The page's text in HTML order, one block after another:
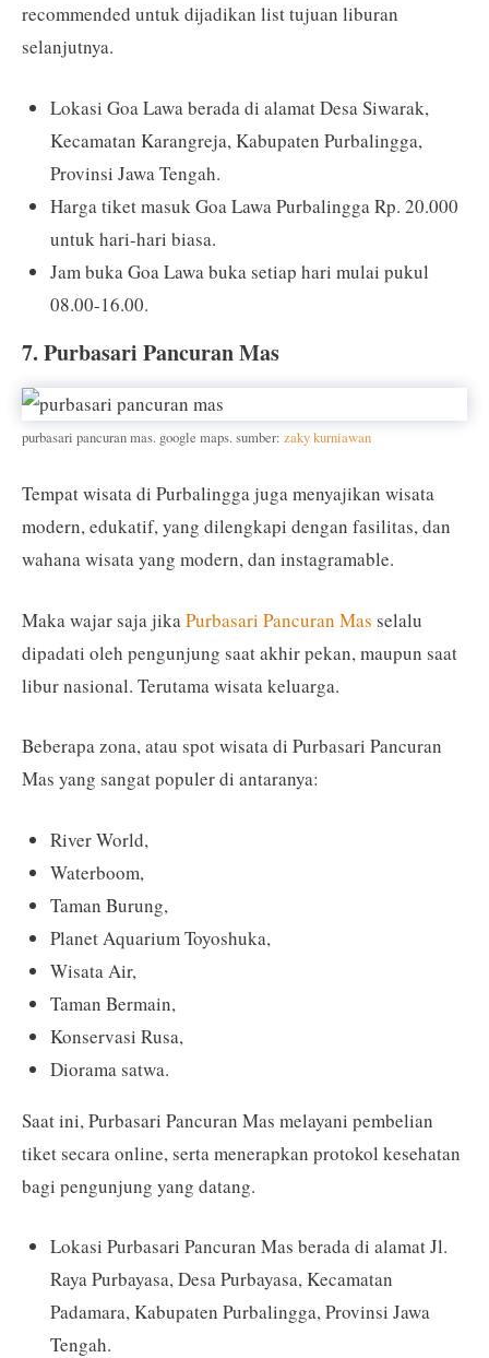
recommended untuk dijadikan list tujuan liburan
selanjutnya.
Lokasi Goa Lawa berada di alamat Desa Siwarak,
Kecamatan Karangreja, Kabupaten Purbalingga,
Provinsi Jawa Tengah.
Harga tiket masuk Goa Lawa Purbalingga Rp. 20.000
untuk hari-hari biasa.
Jam buka Goa Lawa buka setiap hari mulai pukul
08.00-16.00.
7. Purbasari Pancuran Mas
purbasari pancuran mas. google maps. sumber: zaky kurniawan
Tempat wisata di Purbalingga juga menyajikan wisata
modern, edukatif, yang dilengkapi dengan fasilitas, dan
wahana wisata yang modern, dan instagramable.
Maka wajar saja jika Purbasari Pancuran Mas selalu
dipadati oleh pengunjung saat akhir pekan, maupun saat
libur nasional. Terutama wisata keluarga.
Beberapa zona, atau spot wisata di Purbasari Pancuran
Mas yang sangat populer di antaranya:
River World,
Waterboom,
Taman Burung,
Planet Aquarium Toyoshuka,
Wisata Air,
Taman Bermain,
Konservasi Rusa,
Diorama satwa.
Saat ini, Purbasari Pancuran Mas melayani pembelian
tiket secara online, serta menerapkan protokol kesehatan
bagi pengunjung yang datang.
Lokasi Purbasari Pancuran Mas berada di alamat Jl.
Raya Purbayasa, Desa Purbayasa, Kecamatan
Padamara, Kabupaten Purbalingga, Provinsi Jawa
Tengah.